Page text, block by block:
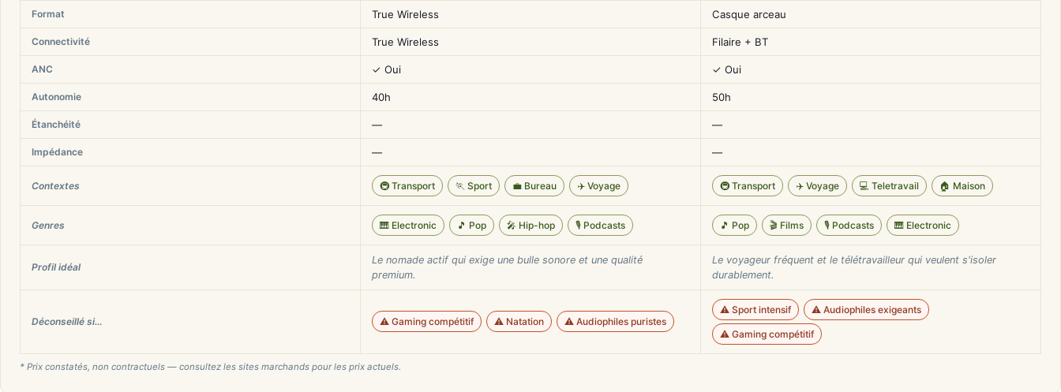
Format True Wireless Casque arceau
Connectivité True Wireless Filaire + BT
ANC ✓ Oui ✓ Oui
Autonomie 40h 50h
Étanchéité — —
Impédance — —
Contextes 🚇 Transport 🏃 Sport 💼 Bureau ✈️ Voyage 🚇 Transport ✈️ Voyage 💻 Teletravail 🏠 Maison
Genres 🎹 Electronic 🎵 Pop 🎤 Hip-hop 🎙️ Podcasts 🎵 Pop 🎬 Films 🎙️ Podcasts 🎹 Electronic
Profil idéal
Le nomade actif qui exige une bulle sonore et une qualité
premium.
Le voyageur fréquent et le télétravailleur qui veulent s'isoler
durablement.
Déconseillé si… ⚠️ Gaming compétitif ⚠️ Natation ⚠️ Audiophiles puristes
⚠️ Sport intensif ⚠️ Audiophiles exigeants
⚠️ Gaming compétitif
* Prix constatés, non contractuels — consultez les sites marchands pour les prix actuels.